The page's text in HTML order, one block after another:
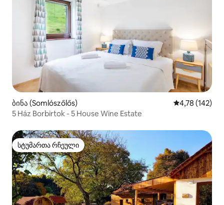
ბინა (Somlószőlős) საშუალო
4,78 (142)
5 Ház Borbirtok - 5 House Wine Estate
სტუმართა რჩეული
სტუმართა რჩეული